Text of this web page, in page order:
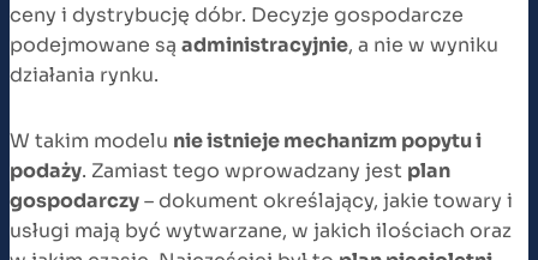
ceny i dystrybucję dóbr. Decyzje gospodarcze
podejmowane są administracyjnie, a nie w wyniku
działania rynku.
W takim modelu nie istnieje mechanizm popytu i
podaży. Zamiast tego wprowadzany jest plan
gospodarczy– dokument określający, jakie towary i
usługi mają być wytwarzane, w jakich ilościach oraz